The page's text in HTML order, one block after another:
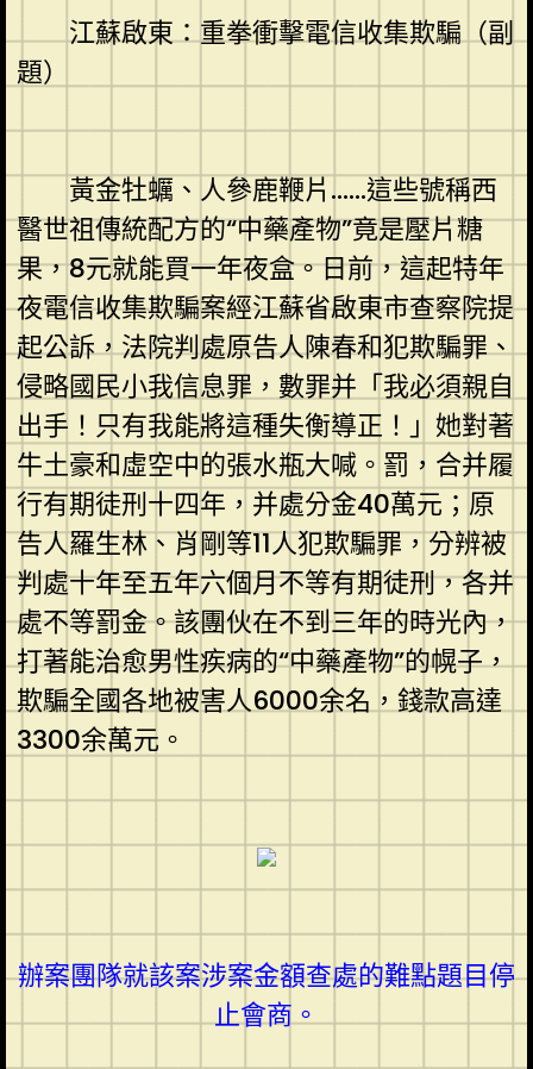
江蘇啟東：重拳衝擊電信收集欺騙（副
題）
黃金牡蠣、人參鹿鞭片……這些號稱西
醫世祖傳統配方的“中藥產物”竟是壓片糖
果，8元就能買一年夜盒。日前，這起特年
夜電信收集欺騙案經江蘇省啟東市查察院提
起公訴，法院判處原告人陳春和犯欺騙罪、
侵略國民小我信息罪，數罪并「我必須親自
出手！只有我能將這種失衡導正！」她對著
牛土豪和虛空中的張水瓶大喊。罰，合并履
行有期徒刑十四年，并處分金40萬元；原
告人羅生林、肖剛等11人犯欺騙罪，分辨被
判處十年至五年六個月不等有期徒刑，各并
處不等罰金。該團伙在不到三年的時光內，
打著能治愈男性疾病的“中藥產物”的幌子，
欺騙全國各地被害人6000余名，錢款高達
3300余萬元。
辦案團隊就該案涉案金額查處的難點題目停
止會商。